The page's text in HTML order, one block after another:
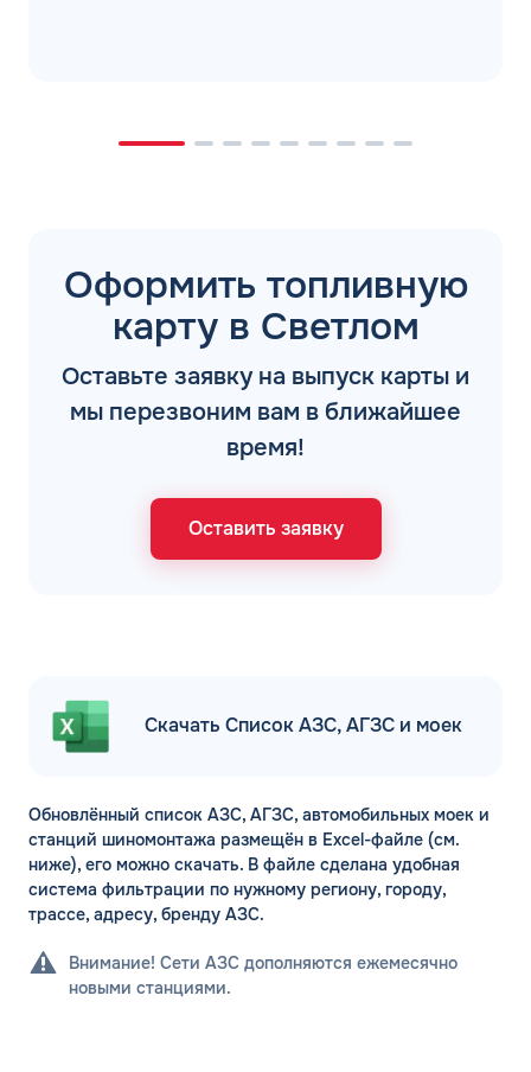
Оформить топливную
карту в Светлом
Оставьте заявку на выпуск карты и
мы перезвоним вам в ближайшее
время!
Оставить заявку
Скачать Список АЗС, АГЗС и моек
Обновлённый список АЗС, АГЗС, автомобильных моек и
станций шиномонтажа размещён в Excel-файле (см.
ниже), его можно скачать. В файле сделана удобная
система фильтрации по нужному региону, городу,
трассе, адресу, бренду АЗС.
Внимание! Сети АЗС дополняются ежемесячно
новыми станциями.